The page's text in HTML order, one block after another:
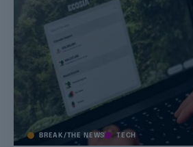
BREAK/THE NEWS TECH